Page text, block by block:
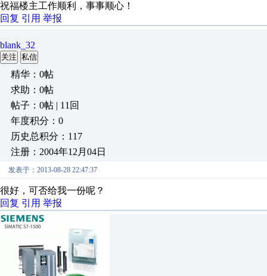
祝福楼主工作顺利，事事顺心！
回复 引用 举报
blank_32
关注 私信
精华：0帖
求助：0帖
帖子：0帖 | 11回
年度积分：0
历史总积分：117
注册：2004年12月04日
发表于：2013-08-28 22:47:37
很好，可否给我一份呢？
回复 引用 举报